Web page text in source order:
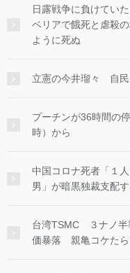
日露戦争に負けてい
ベリアで餓死と虐殺
ように死ぬ
立憲の今井瑠々 自
プーチンが36時間の
時）から
中国コロナ死者「１
男」が暗黒独裁支配
台湾TSMC ３ナノ半
価暴落 親亀コケたら